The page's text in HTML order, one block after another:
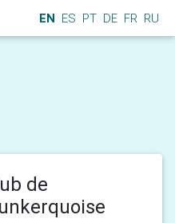
EN ES PT DE FR RU
de